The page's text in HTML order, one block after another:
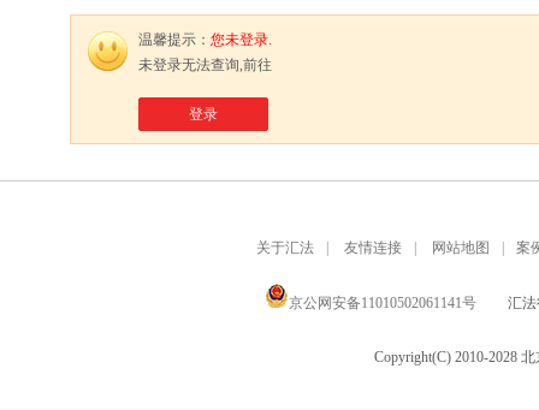
温馨提示： 您未登录.
未登录无法查询,前往
登录
关于汇法 友情连接 网站地图 案
京公网安备11010502061141号 汇法
Copyright(C) 2010-2028